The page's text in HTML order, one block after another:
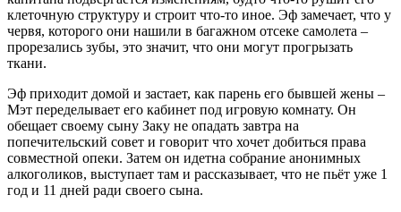
клеточную структуру и строит что-то иное. Эф замечает, что у
червя, которого они нашили в багажном отсеке самолета –
прорезались зубы, это значит, что они могут прогрызать
ткани.
Эф приходит домой и застает, как парень его бывшей жены –
Мэт переделывает его кабинет под игровую комнату. Он
обещает своему сыну Заку не опадать завтра на
попечительский совет и говорит что хочет добиться права
совместной опеки. Затем он идетна собрание анонимных
алкоголиков, выступает там и рассказывает, что не пьёт уже 1
год и 11 дней ради своего сына.